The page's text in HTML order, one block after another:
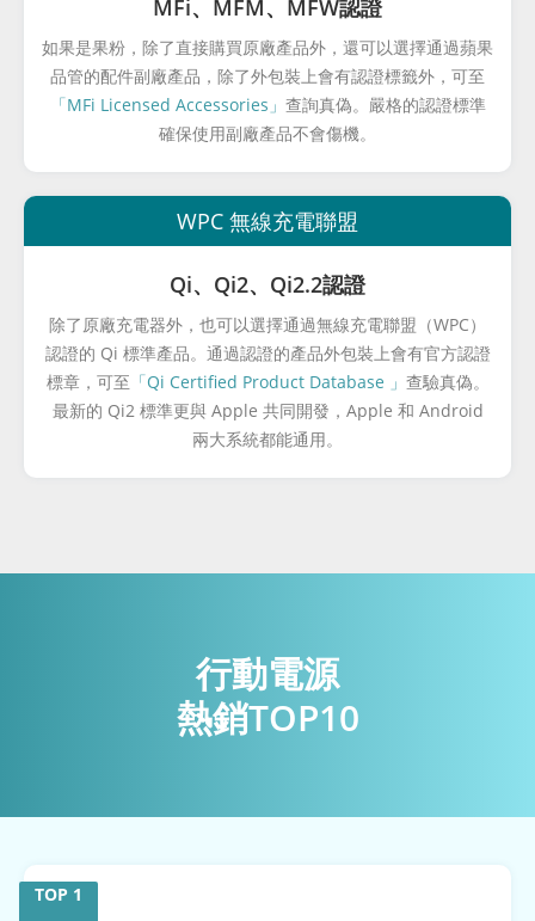
MFi、MFM、MFW認證
如果是果粉，除了直接購買原廠產品外，還可以選擇通過蘋果
品管的配件副廠產品，除了外包裝上會有認證標籤外，可至
「MFi Licensed Accessories」 查詢真偽。嚴格的認證標準
確保使用副廠產品不會傷機。
WPC 無線充電聯盟
Qi、Qi2、Qi2.2認證
除了原廠充電器外，也可以選擇通過無線充電聯盟（WPC）
認證的 Qi 標準產品。通過認證的產品外包裝上會有官方認證
標章，可至 「Qi Certified Product Database 」 查驗真偽。
最新的 Qi2 標準更與 Apple 共同開發，Apple 和 Android
兩大系統都能通用。
行動電源
熱銷TOP10